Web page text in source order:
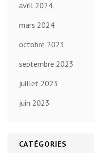
avril 2024
mars 2024
octobre 2023
septembre 2023
juillet 2023
juin 2023
CATÉGORIES